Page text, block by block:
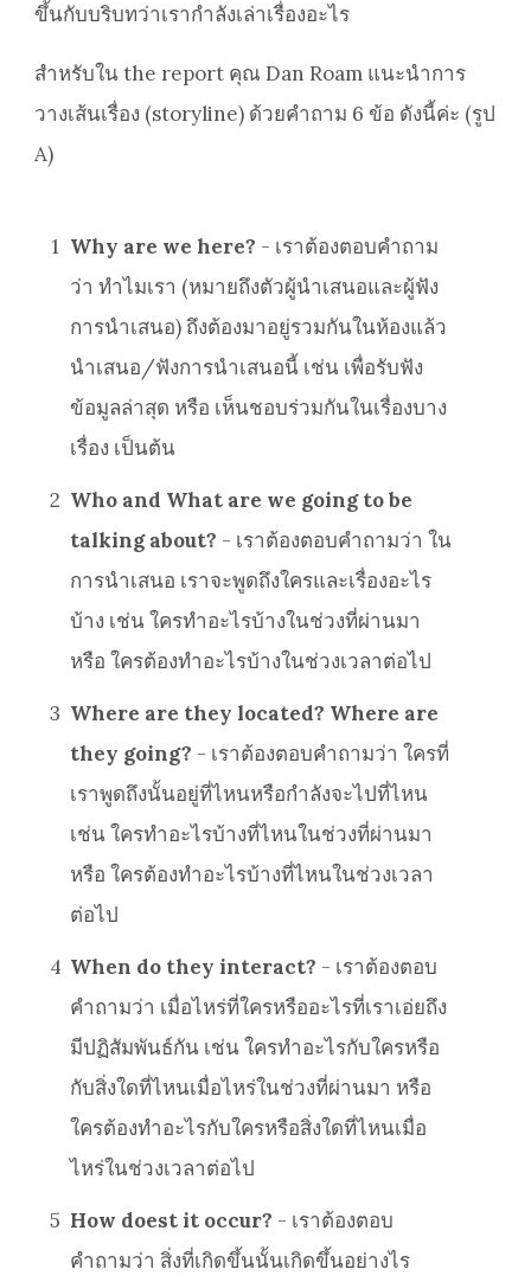
ขึ้นกับบริบทว่าเรากำลังเล่าเรื่องอะไร
สำหรับใน the report คุณ Dan Roam แนะนำการ
วางเส้นเรื่อง (storyline) ด้วยคำถาม 6 ข้อ ดังนี้ค่ะ (รูป
A)
1 Why are we here? - เราต้องตอบคำถาม
ว่า ทำไมเรา (หมายถึงตัวผู้นำเสนอและผู้ฟัง
การนำเสนอ) ถึงต้องมาอยู่รวมกันในห้องแล้ว
นำเสนอ/ฟังการนำเสนอนี้ เช่น เพื่อรับฟัง
ข้อมูลล่าสุด หรือ เห็นชอบร่วมกันในเรื่องบาง
เรื่อง เป็นต้น
2 Who and What are we going to be
talking about? - เราต้องตอบคำถามว่า ใน
การนำเสนอ เราจะพูดถึงใครและเรื่องอะไร
บ้าง เช่น ใครทำอะไรบ้างในช่วงที่ผ่านมา
หรือ ใครต้องทำอะไรบ้างในช่วงเวลาต่อไป
3 Where are they located? Where are
they going? - เราต้องตอบคำถามว่า ใครที่
เราพูดถึงนั้นอยู่ที่ไหนหรือกำลังจะไปที่ไหน
เช่น ใครทำอะไรบ้างที่ไหนในช่วงที่ผ่านมา
หรือ ใครต้องทำอะไรบ้างที่ไหนในช่วงเวลา
ต่อไป
4 When do they interact? - เราต้องตอบ
คำถามว่า เมื่อไหร่ที่ใครหรืออะไรที่เราเอ่ยถึง
มีปฏิสัมพันธ์กัน เช่น ใครทำอะไรกับใครหรือ
กับสิ่งใดที่ไหนเมื่อไหร่ในช่วงที่ผ่านมา หรือ
ใครต้องทำอะไรกับใครหรือสิ่งใดที่ไหนเมื่อ
ไหร่ในช่วงเวลาต่อไป
5 How doest it occur? - เราต้องตอบ
คำถามว่า สิ่งที่เกิดขึ้นนั้นเกิดขึ้นอย่างไร